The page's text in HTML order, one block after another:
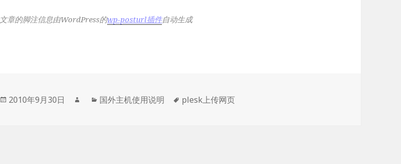
文章的脚注信息由WordPress的wp-posturl插件自动生成
发
2010年9月30日
分
国外主机使用说明
标
plesk上传网页